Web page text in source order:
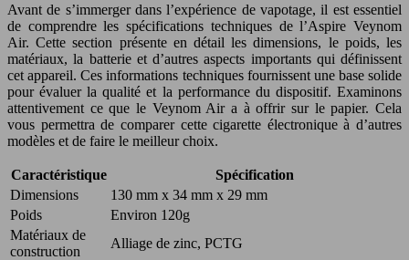
Avant de s’immerger dans l’expérience de vapotage, il est essentiel
de comprendre les spécifications techniques de l’Aspire Veynom
Air. Cette section présente en détail les dimensions, le poids, les
matériaux, la batterie et d’autres aspects importants qui définissent
cet appareil. Ces informations techniques fournissent une base solide
pour évaluer la qualité et la performance du dispositif. Examinons
attentivement ce que le Veynom Air a à offrir sur le papier. Cela
vous permettra de comparer cette cigarette électronique à d’autres
modèles et de faire le meilleur choix.
Caractéristique
Spécification
Dimensions
130 mm x 34 mm x 29 mm
Poids
Environ 120g
Matériaux de
construction
Alliage de zinc, PCTG